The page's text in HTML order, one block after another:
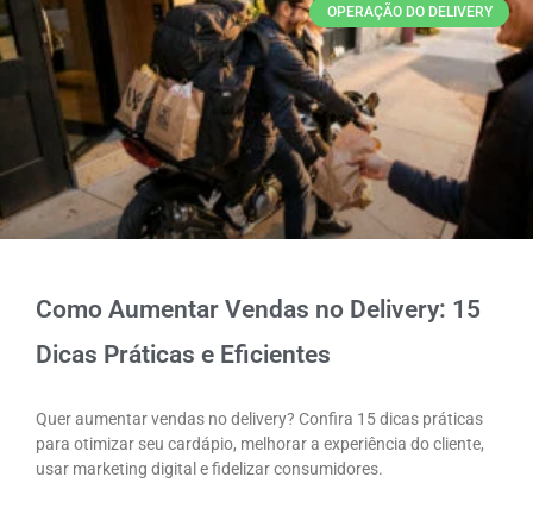
OPERAÇÃO DO DELIVERY
Como Aumentar Vendas no Delivery: 15
Dicas Práticas e Eficientes
Quer aumentar vendas no delivery? Confira 15 dicas práticas
para otimizar seu cardápio, melhorar a experiência do cliente,
usar marketing digital e fidelizar consumidores.